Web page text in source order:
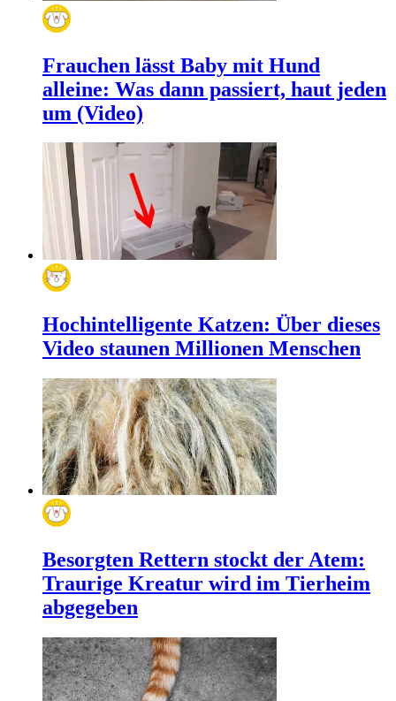
Frauchen lässt Baby mit Hund
alleine: Was dann passiert, haut jeden
um (Video)
Hochintelligente Katzen: Über dieses
Video staunen Millionen Menschen
Besorgten Rettern stockt der Atem:
Traurige Kreatur wird im Tierheim
abgegeben